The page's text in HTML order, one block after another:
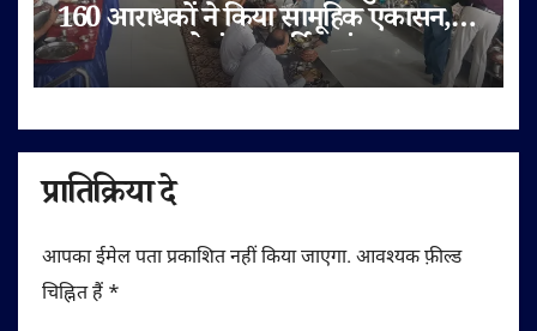
160 आराधकों ने किया सामूहिक एकासन,
तप-आराधना से गूंजा चतुर्विध संघ
प्रातिक्रिया दे
आपका ईमेल पता प्रकाशित नहीं किया जाएगा. आवश्यक फ़ील्ड
चिह्नित हैं *